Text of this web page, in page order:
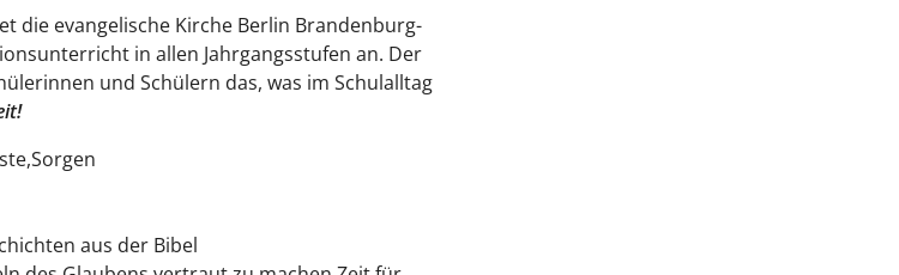
die evangelische Kirche Berlin Brandenburg-
in allen Jahrgangsstufen an. Der
und Schülern das, was im Schulalltag
aus der Bibel